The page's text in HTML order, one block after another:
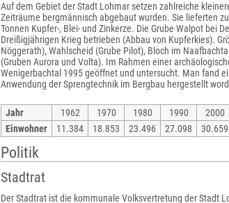
Auf dem Gebiet der Stadt Lohmar setzen zahlreiche
Zeiträume bergmännisch abgebaut wurden. Sie lieferten
Tonnen Kupfer-, Blei- und Zinkerze. Die Grube Walpot bei
Dreißigjährigen Krieg betrieben (Abbau von Kupferkies).
Nöggerath), Wahlscheid (Grube Pilot), Bloch im
(Gruben Aurora und Volta). Im Rahmen einer
Wenigerbachtal 1995 geöffnet und untersucht. Man fand
Anwendung der Sprengtechnik im Bergbau hergestellt
Jahr
1962 1970 1980 1990 2000
Einwohner
11.384 18.853 23.496 27.098 30.659
Politik
Stadtrat
Der Stadtrat ist die kommunale Volksvertretung der Stadt